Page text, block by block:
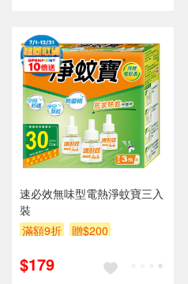
速必效無味型電熱淨蚊寶三入
裝
滿額9折
贈$200
$179